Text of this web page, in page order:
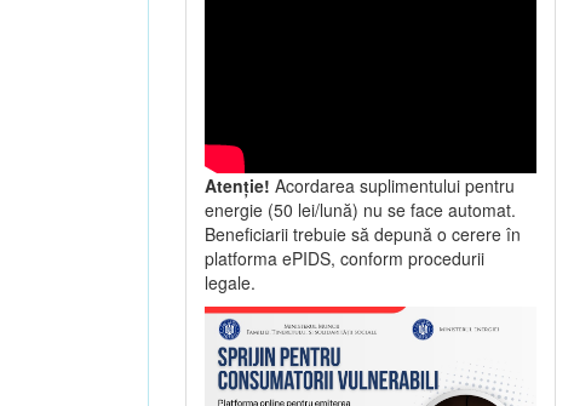
Atenție! Acordarea suplimentului pentru
energie (50 lei/lună) nu se face automat.
Beneficiarii trebuie să depună o cerere în
platforma ePIDS, conform procedurii
legale.